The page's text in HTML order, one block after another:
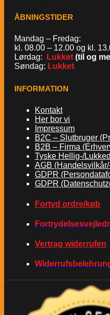
ÅBNINGSTIDER
Mandag – Fredag:
kl. 08.00 – 12.00 og kl.
Lørdag:
Lukket (til og
Søndag: Lukket
INFORMATION
Kontakt
Her bor vi
Impressum
B2C – Slutbruger
B2B – Firma
Tyske Hellig-/
AGB
GDPR
GDPR
Fortyd ordre/køb
Vertrag widerrufen